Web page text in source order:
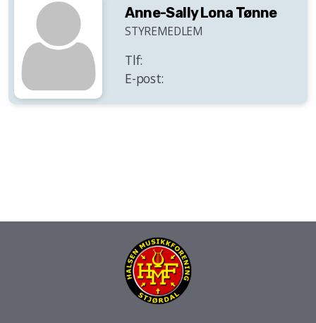
Anne-Sally Lona Tønne
STYREMEDLEM
Tlf:
E-post: